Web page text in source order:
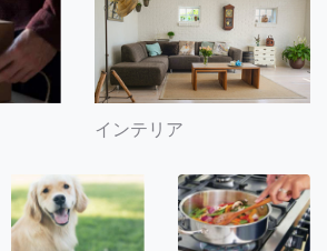
インテリア